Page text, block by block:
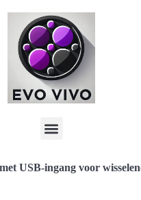
USB-ingang voor